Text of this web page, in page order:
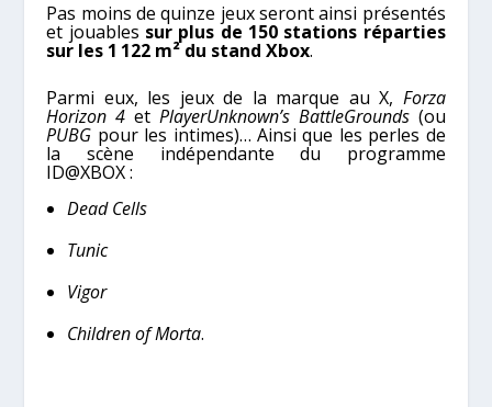
Pas moins de quinze jeux seront ainsi présentés
et jouables sur plus de 150 stations réparties
sur les 1 122 m² du stand Xbox.
Parmi eux, les jeux de la marque au X, Forza
Horizon 4 et PlayerUnknown’s BattleGrounds(ou
PUBG pour les intimes)… Ainsi que les perles de
la scène indépendante du programme
ID@XBOX :
Dead Cells
Tunic
Vigor
Children of Morta.